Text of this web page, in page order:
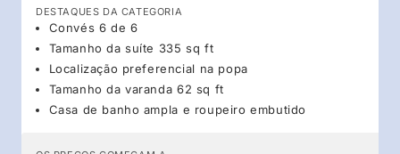
DESTAQUES DA CATEGORIA
Convés 6 de 6
Tamanho da suíte 335 sq ft
Localização preferencial na popa
Tamanho da varanda 62 sq ft
Casa de banho ampla e roupeiro embutido